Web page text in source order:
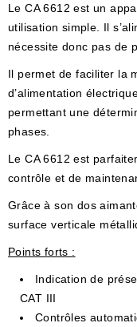
Le CA 6612 est un
utilisation simple. Il
nécessite donc pas de
Il permet de faciliter la
d’alimentation
permettant une
phases.
Le CA 6612 est
contrôle et de
Grâce à son dos
surface verticale
Points forts :
Indication de
CAT III
Contrôles